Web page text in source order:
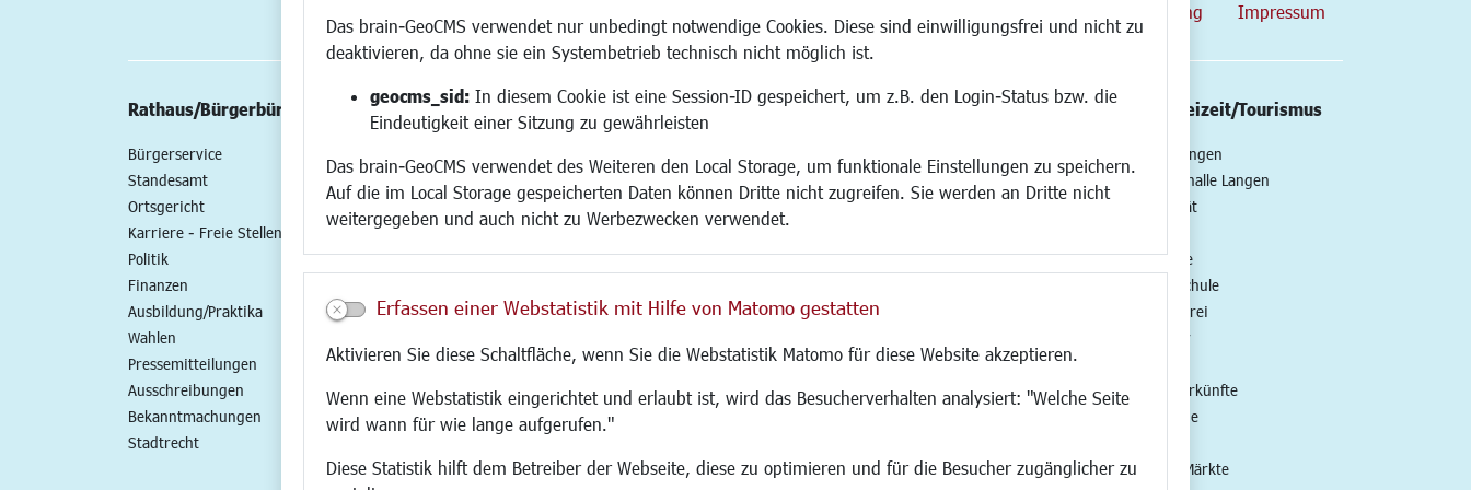
Das brain-GeoCMS verwendet nur unbedingt notwendige Cookies. Diese sind einwilligungsfrei und nicht zu
deaktivieren, da ohne sie ein Systembetrieb technisch nicht möglich ist.
geocms_sid: In diesem Cookie ist eine Session-ID gespeichert, um z.B. den Login-Status bzw. die
Eindeutigkeit einer Sitzung zu gewährleisten
Das brain-GeoCMS verwendet des Weiteren den Local Storage, um funktionale Einstellungen zu speichern.
Auf die im Local Storage gespeicherten Daten können Dritte nicht zugreifen. Sie werden an Dritte nicht
weitergegeben und auch nicht zu Werbezwecken verwendet.
Erfassen einer Webstatistik mit Hilfe von Matomo gestatten
Aktivieren Sie diese Schaltfläche, wenn Sie die Webstatistik Matomo für diese Website akzeptieren.
Wenn eine Webstatistik eingerichtet und erlaubt ist, wird das Besucherverhalten analysiert: "Welche Seite
wird wann für wie lange aufgerufen."
Diese Statistik hilft dem Betreiber der Webseite, diese zu optimieren und für die Besucher zugänglicher zu
Datenschutzerklärung Impressum
Rathaus/Bürgerbüro
Bürgerservice
Standesamt
Ortsgericht
Karriere - Freie Stellen
Politik
Finanzen
Ausbildung/Praktika
Wahlen
Pressemitteilungen
Ausschreibungen
Bekanntmachungen
Stadtrecht
Wirtschaft/Stadtentwicklung
Gewerbeflächen und Immobilien
Handel und Gastronomie
Fairer Handel
Netzwerke
Glasfaserausbau
Newsletter
Familie/Soziales
Senioren/Haltestelle
Schule
Demokratie leben
Ukrainehilfe
Bauen/Umwelt/Mobilität
Aktuelle Baustellen
CINDY S
Kultur/Freizeit/Tourismus
Veranstaltungen
Neue Stadthalle Langen
Stadtporträt
Musikschule
Volkshochschule
Stadtbücherei
Stadtarchiv
Hotels/Unterkünfte
Gastronomie
Feste und Märkte